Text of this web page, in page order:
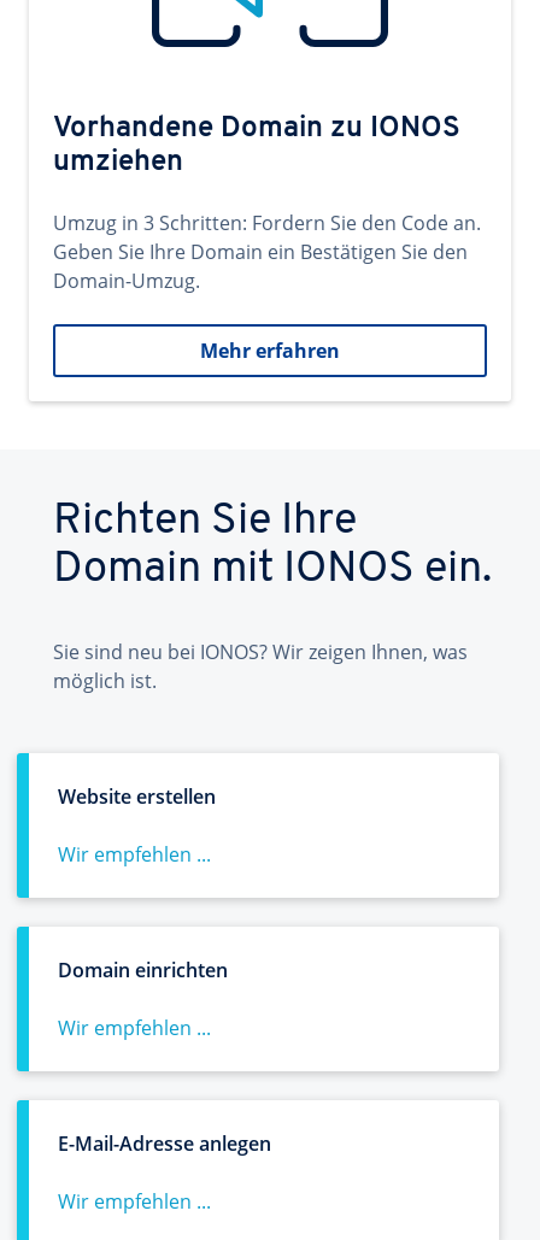
Vorhandene Domain zu IONOS
umziehen
Umzug in 3 Schritten: Fordern Sie den Code an.
Geben Sie Ihre Domain ein Bestätigen Sie den
Domain-Umzug.
Mehr erfahren
Richten Sie Ihre
Domain mit IONOS ein.
Sie sind neu bei IONOS? Wir zeigen Ihnen, was
möglich ist.
Website erstellen
Wir empfehlen ...
Domain einrichten
Wir empfehlen ...
E-Mail-Adresse anlegen
Wir empfehlen ...